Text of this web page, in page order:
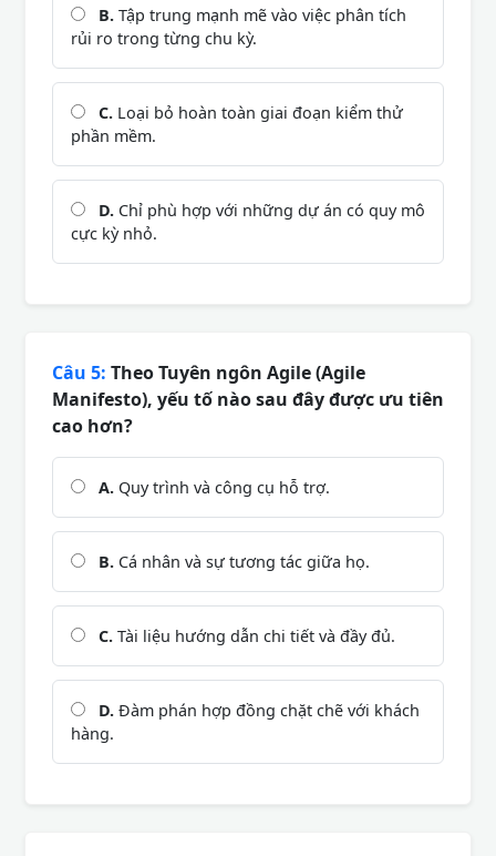
B. Tập trung mạnh mẽ vào việc phân tích
rủi ro trong từng chu kỳ.
C. Loại bỏ hoàn toàn giai đoạn kiểm thử
phần mềm.
D. Chỉ phù hợp với những dự án có quy mô
cực kỳ nhỏ.
Câu 5: Theo Tuyên ngôn Agile (Agile
Manifesto), yếu tố nào sau đây được ưu tiên
cao hơn?
A. Quy trình và công cụ hỗ trợ.
B. Cá nhân và sự tương tác giữa họ.
C. Tài liệu hướng dẫn chi tiết và đầy đủ.
D. Đàm phán hợp đồng chặt chẽ với khách
hàng.